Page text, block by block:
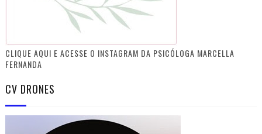
CLIQUE AQUI E ACESSE O INSTAGRAM DA PSICÓLOGA MARCELLA
FERNANDA
CV DRONES